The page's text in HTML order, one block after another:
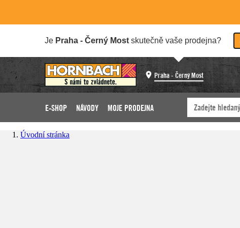
Je Praha - Černý Most skutečně vaše prodejna?
Praha - Černý Most
E-SHOP NÁVODY MOJE PRODEJNA
Úvodní stránka